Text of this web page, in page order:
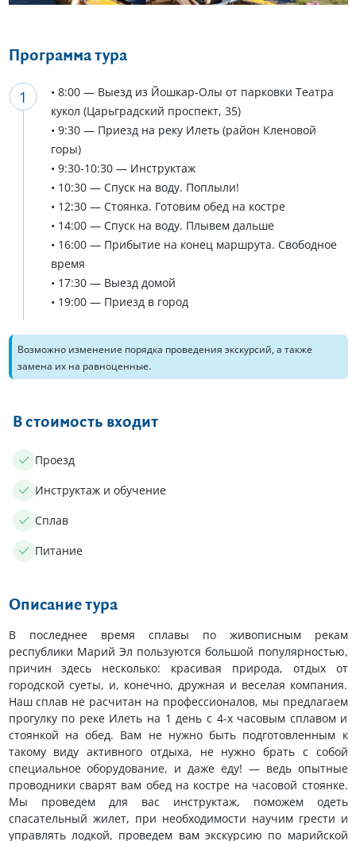
Программа тура
• 8:00 — Выезд из Йошкар-Олы от парковки Театра
кукол (Царьградский проспект, 35)
• 9:30 — Приезд на реку Илеть (район Кленовой
горы)
• 9:30-10:30 — Инструктаж
• 10:30 — Спуск на воду. Поплыли!
• 12:30 — Стоянка. Готовим обед на костре
• 14:00 — Спуск на воду. Плывем дальше
• 16:00 — Прибытие на конец маршрута. Свободное
время
• 17:30 — Выезд домой
• 19:00 — Приезд в город
Возможно изменение порядка проведения экскурсий, а также
замена их на равноценные.
В стоимость входит
Проезд
Инструктаж и обучение
Сплав
Питание
Описание тура
В последнее время сплавы по живописным рекам
республики Марий Эл пользуются большой популярностью,
причин здесь несколько: красивая природа, отдых от
городской суеты, и, конечно, дружная и веселая компания.
Наш сплав не расчитан на профессионалов, мы предлагаем
прогулку по реке Илеть на 1 день с 4-х часовым сплавом и
стоянкой на обед. Вам не нужно быть подготовленным к
такому виду активного отдыха, не нужно брать с собой
специальное оборудование, и даже еду! — ведь опытные
проводники сварят вам обед на костре на часовой стоянке.
Мы проведем для вас инструктаж, поможем одеть
спасательный жилет, при необходимости научим грести и
управлять лодкой, проведем вам экскурсию по марийской